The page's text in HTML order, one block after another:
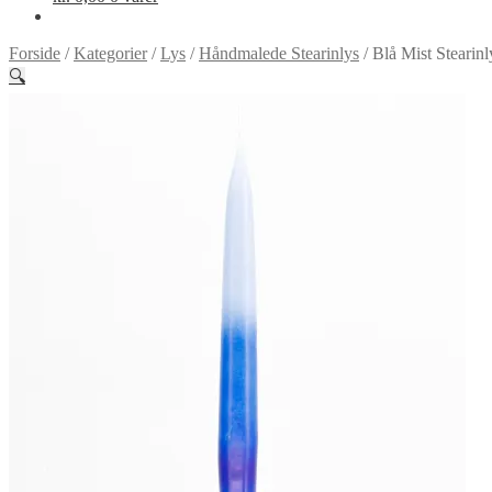
Forside /Kategorier/Lys /Håndmalede Stearinlys /Blå Mist
🔍